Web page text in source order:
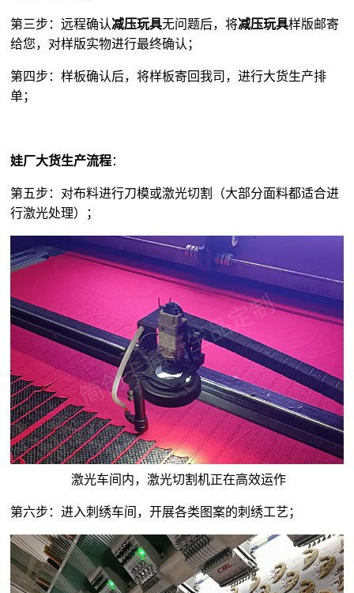
第三步：远程确认减压玩具无问题后，将减压玩具样版邮寄
给您，对样版实物进行最终确认；
第四步：样板确认后，将样板寄回我司，进行大货生产排
单；
娃厂大货生产流程：
第五步：对布料进行刀模或激光切割（大部分面料都适合进
行激光处理）；
激光车间内，激光切割机正在高效运作
第六步：进入刺绣车间，开展各类图案的刺绣工艺；